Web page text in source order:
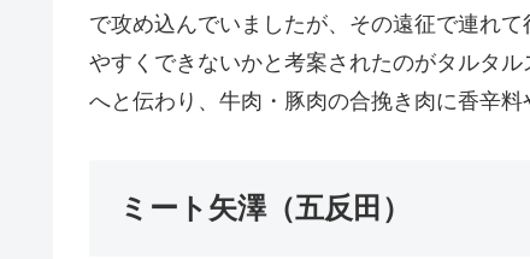
で攻め込んでいましたが、その遠征で連れ
やすくできないかと考案されたのがタルタ
へと伝わり、牛肉・豚肉の合挽き肉に香辛
ミート矢澤（五反田）